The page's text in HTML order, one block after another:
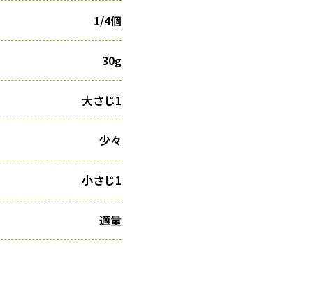
1/4個
30g
大さじ1
少々
小さじ1
適量